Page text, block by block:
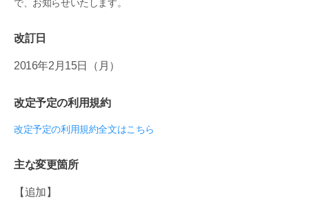
で、お知らせいたします。
改訂日
2016年2月15日（月）
改定予定の利用規約
改定予定の利用規約全文はこちら
主な変更箇所
【追加】